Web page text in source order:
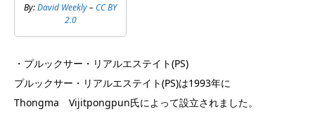
By:David Weekly–CC BY
2.0
・プルックサー・リアルエステイト(PS)
プルックサー・リアルエステイト(PS)は1993年に
Thongma Vijitpongpun氏によって設立されました。